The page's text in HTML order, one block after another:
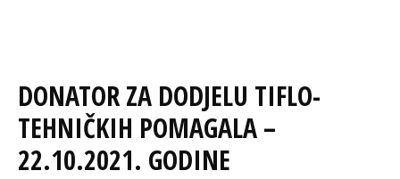
DONATOR ZA DODJELU TIFLO-
TEHNIČKIH POMAGALA –
22.10.2021. GODINE